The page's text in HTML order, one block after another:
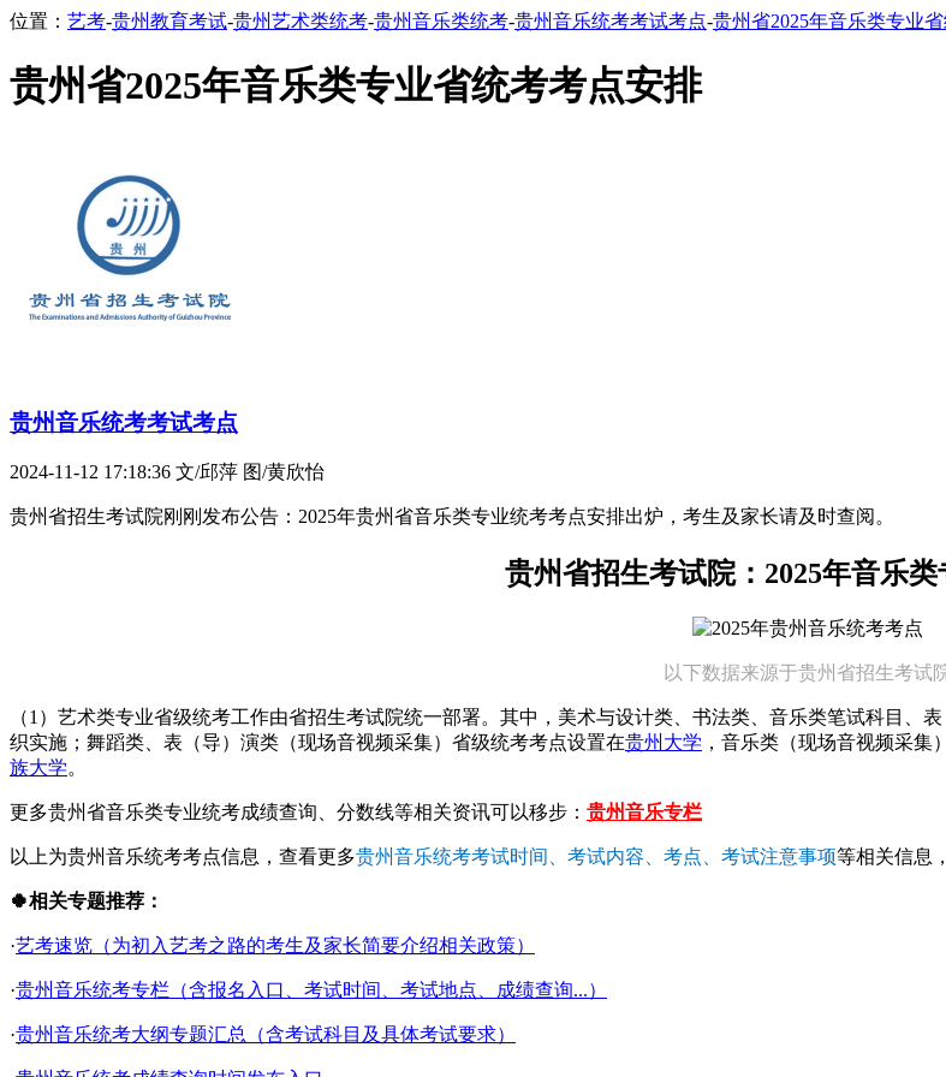
位置： 艺考-贵州教育考试-贵州艺术类统考-贵州音乐类统考-贵州音乐统考考试考点-贵州省2025年音乐类专业
贵州省2025年音乐类专业省统考考点安排
贵州音乐统考考试考点
2024-11-12 17:18:36 文/邱萍 图/黄欣怡
贵州省招生考试院刚刚发布公告：2025年贵州省音乐类专业统考考点安排出炉，考生及家长请及时查阅。
贵州省招生考试院：2025年音乐
以下数据来源于贵州省招生考试
（1）艺术类专业省级统考工作由省招生考试院统一部署。其中，美术与设计类、书法类、音乐类笔试科目、
织实施；舞蹈类、表（导）演类（现场音视频采集）省级统考考点设置在贵州大学 ，音乐类（现场音视频采集
族大学。
更多贵州省音乐类专业统考成绩查询、分数线等相关资讯可以移步： 贵州音乐专栏
以上为贵州音乐统考考点信息，查看更多贵州音乐统考考试时间、考试内容、考点、考试注意事项等相关信息
🍀相关专题推荐：
·艺考速览（为初入艺考之路的考生及家长简要介绍相关政策）
·贵州音乐统考专栏（含报名入口、考试时间、考试地点、成绩查询...）
·贵州音乐统考大纲专题汇总（含考试科目及具体考试要求）